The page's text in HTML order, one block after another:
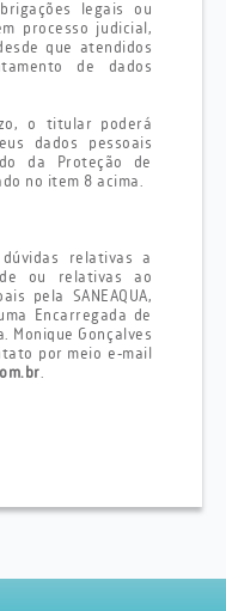
legais ou
processo judicial,
que atendidos
de dados
o titular poderá
dados pessoais
da Proteção de
no item 8 acima.
relativas a
ou relativas ao
pela SANEAQUA,
Encarregada de
Monique Gonçalves
por meio e-mail
.